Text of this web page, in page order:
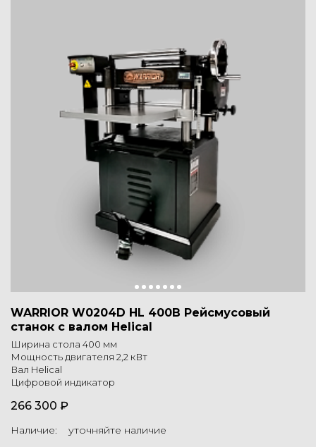
WARRIOR W0204D HL 400В Рейсмусовый
станок с валом Helical
Ширина стола 400 мм
Мощность двигателя 2,2 кВт
Вал Helical
Цифровой индикатор
266 300 ₽
Наличие: уточняйте наличие